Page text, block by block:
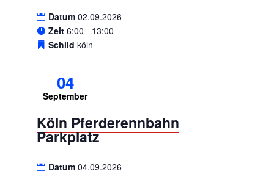
Datum 02.09.2026
Zeit 6:00 - 13:00
Schild köln
04
September
Köln Pferderennbahn
Parkplatz
Datum 04.09.2026